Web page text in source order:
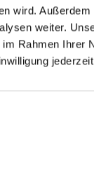
wird.
weiter.
Rahmen